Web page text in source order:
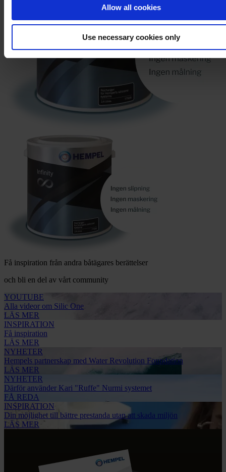
Allow all cookies
Use necessary cookies only
Få inspiration från andra båtägares berättelser
och bli en del av vårt community
YOUTUBE
Alla videor om Silic One
LÄS MER
INSPIRATION
Få inspiration
LÄS MER
NYHETER
Hempels partnerskap med Water Revolution Foundation
LÄS MER
NYHETER
Därför använder Kari "Ruffe" Nurmi systemet
FÅ REDA
INSPIRATION
Din möjlighet till bättre prestanda utan att skada miljön
LÄS MER